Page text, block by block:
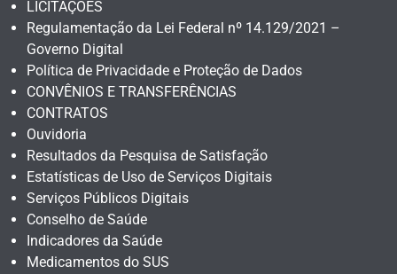
LICITAÇÕES
Regulamentação da Lei Federal nº 14.129/2021 –
Governo Digital
Política de Privacidade e Proteção de Dados
CONVÊNIOS E TRANSFERÊNCIAS
CONTRATOS
Ouvidoria
Resultados da Pesquisa de Satisfação
Estatísticas de Uso de Serviços Digitais
Serviços Públicos Digitais
Conselho de Saúde
Indicadores da Saúde
Medicamentos do SUS